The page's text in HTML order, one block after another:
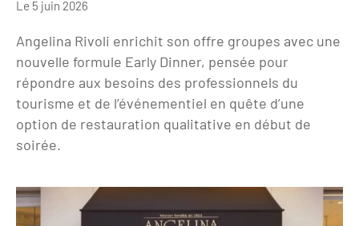
Clientèles lointaines
Clientèles spécifiques
Etudes et enquêtes
Etudes thématiques
Dispositifs d'enquêtes
Chiffres Annuels
La liste des OT d'Île-de-France
APIDAE
Offres d'emplois et de stages
Formations
Mode d'emploi formations
Formations OT
Hébergements impressionnistes
Offre culturelle impressionniste
Offre de la destination
Activités
Musée - Monuments - Châteaux
Croisiéristes/Bateaux
Le 5 juin 2026
Angelina Rivoli enrichit son offre groupes avec une
nouvelle formule Early Dinner, pensée pour
répondre aux besoins des professionnels du
tourisme et de l’événementiel en quête d’une
option de restauration qualitative en début de
soirée.